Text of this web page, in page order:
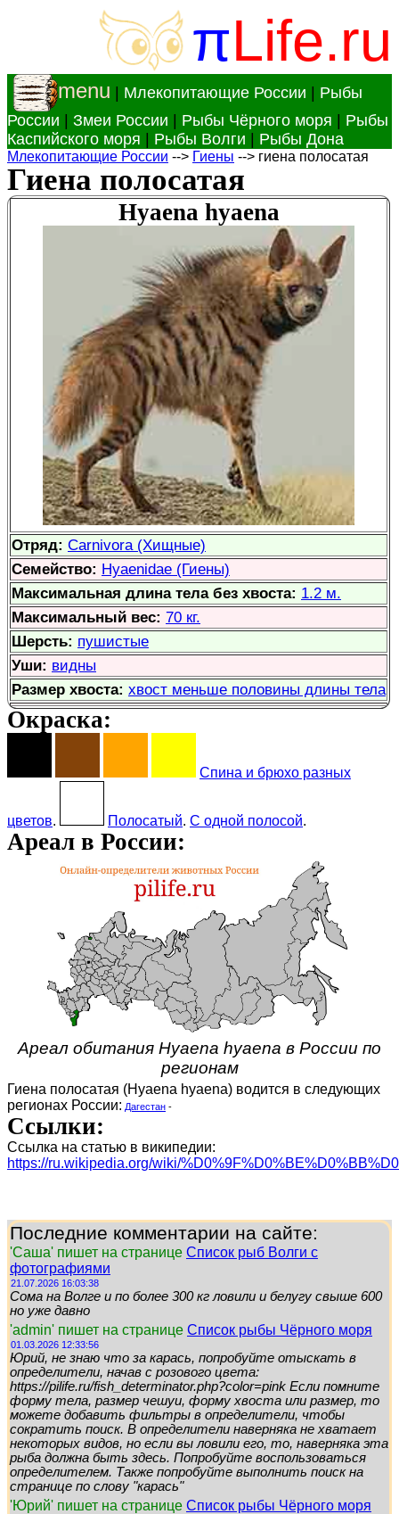
πLife.ru
menu Млекопитающие России
Рыбы
России
Змеи России Рыбы Чёрного моря
Рыбы
Каспийского моря
Рыбы Волги Рыбы Дона
Млекопитающие России --> Гиены --> гиена полосатая
Гиена полосатая
Hyaena hyaena
Отряд: Carnivora (Хищные)
Семейство: Hyaenidae (Гиены)
Максимальная длина тела без хвоста: 1.2 м.
Максимальный вес: 70 кг.
Шерсть: пушистые
Уши: видны
Размер хвоста: хвост меньше половины длины тела
Окраска:
Спина и брюхо разных
цветов. Полосатый. С одной полосой.
Ареал в России:
Ареал обитания Hyaena hyaena в России по
регионам
Гиена полосатая (Hyaena hyaena) водится в следующих
регионах России: Дагестан -
Ссылки:
Ссылка на статью в википедии:
https://ru.wikipedia.org/wiki/
Последние комментарии на сайте:
'Саша' пишет на странице Список рыб Волги с
фотографиями
21.07.2026 16:03:38
Сома на Волге и по более 300 кг ловили и белугу свыше 600
но уже давно
'admin' пишет на странице Список рыбы Чёрного моря
01.03.2026 12:33:56
Юрий, не знаю что за карась, попробуйте отыскать в
определители, начав с розового цвета:
https://pilife.ru/fish_determinator.php?color=pink Если помните
форму тела, размер чешуи, форму хвоста или размер, то
можете добавить фильтры в определители, чтобы
сократить поиск. В определители наверняка не хватает
некоторых видов, но если вы ловили его, то, наверняка эта
рыба должна быть здесь. Попробуйте воспользоваться
определителем. Также попробуйте выполнить поиск на
странице по слову "карась"
'Юрий' пишет на странице Список рыбы Чёрного моря